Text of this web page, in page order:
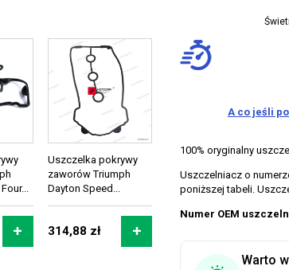
Uszczelka pokrywy
zaworów Triumph
Dayton Speed...
314,88 zł
A co jeśli
100% oryginalny
Uszczelniacz o
poniższej tabeli.
Numer OEM
Warto